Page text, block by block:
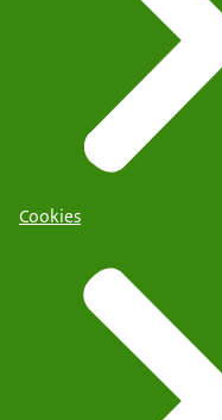
Cookies